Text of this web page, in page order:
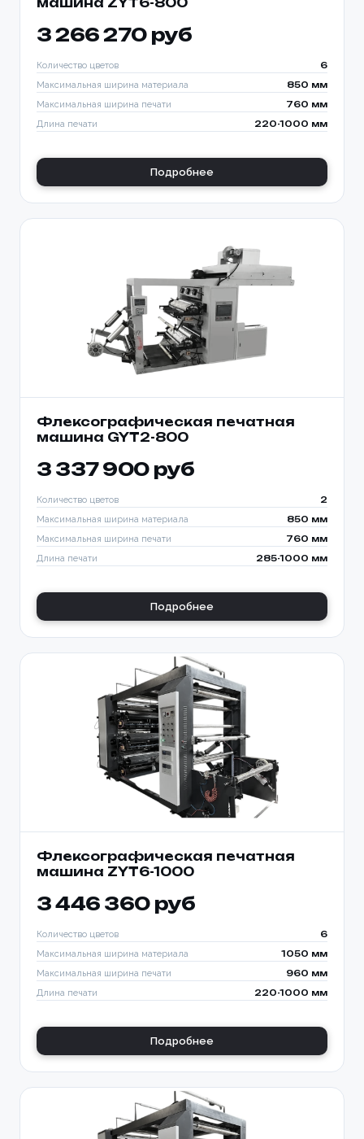
3 266 270 руб
Количество цветов 6
Максимальная ширина материала 850 мм
Максимальная ширина печати 760 мм
Длина печати 220-1000 мм
Подробнее
Флексографическая печатная
машина GYT2-800
3 337 900 руб
Количество цветов 2
Максимальная ширина материала 850 мм
Максимальная ширина печати 760 мм
Длина печати 285-1000 мм
Подробнее
Флексографическая печатная
машина ZYT6-1000
3 446 360 руб
Количество цветов 6
Максимальная ширина материала 1050 мм
Максимальная ширина печати 960 мм
Длина печати 220-1000 мм
Подробнее